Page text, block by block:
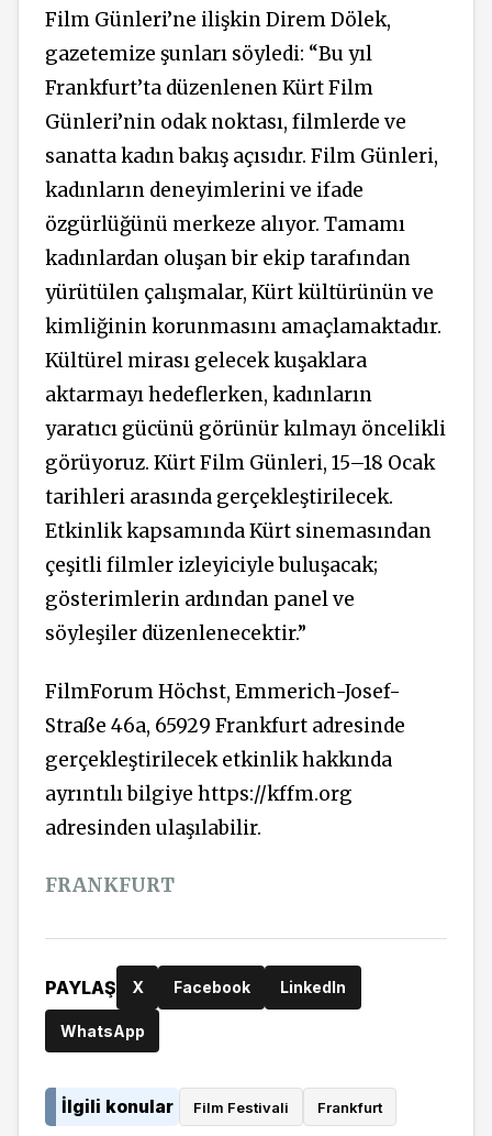
Film Günleri’ne ilişkin Direm Dölek,
gazetemize şunları söyledi: “Bu yıl
Frankfurt’ta düzenlenen Kürt Film
Günleri’nin odak noktası, filmlerde ve
sanatta kadın bakış açısıdır. Film Günleri,
kadınların deneyimlerini ve ifade
özgürlüğünü merkeze alıyor. Tamamı
kadınlardan oluşan bir ekip tarafından
yürütülen çalışmalar, Kürt kültürünün ve
kimliğinin korunmasını amaçlamaktadır.
Kültürel mirası gelecek kuşaklara
aktarmayı hedeflerken, kadınların
yaratıcı gücünü görünür kılmayı öncelikli
görüyoruz. Kürt Film Günleri, 15–18 Ocak
tarihleri arasında gerçekleştirilecek.
Etkinlik kapsamında Kürt sinemasından
çeşitli filmler izleyiciyle buluşacak;
gösterimlerin ardından panel ve
söyleşiler düzenlenecektir.”
FilmForum Höchst, Emmerich-Josef-
Straße 46a, 65929 Frankfurt adresinde
gerçekleştirilecek etkinlik hakkında
ayrıntılı bilgiye https://kffm.org
adresinden ulaşılabilir.
FRANKFURT
PAYLAŞ X Facebook LinkedIn
WhatsApp
İlgili konular Film Festivali Frankfurt